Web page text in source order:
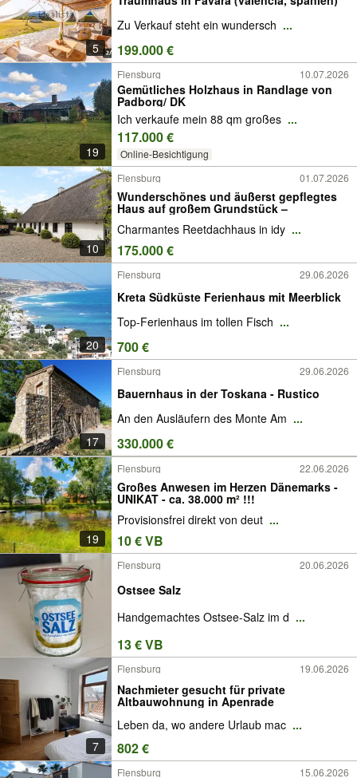
5
Zu Verkauf steht ein wundersch ...
199.000 €
19
Flensburg 10.07.2026
Gemütliches Holzhaus in Randlage von
Padborg/ DK
Ich verkaufe mein 88 qm großes ...
117.000 €
Online-Besichtigung
10
Flensburg 01.07.2026
Wunderschönes und äußerst gepflegtes
Haus auf großem Grundstück –
Charmantes Reetdachhaus in idy ...
175.000 €
20
Flensburg 29.06.2026
Kreta Südküste Ferienhaus mit Meerblick
Top-Ferienhaus im tollen Fisch ...
700 €
17
Flensburg 29.06.2026
Bauernhaus in der Toskana - Rustico
An den Ausläufern des Monte Am ...
330.000 €
19
Flensburg 22.06.2026
Großes Anwesen im Herzen Dänemarks -
UNIKAT - ca. 38.000 m² !!!
Provisionsfrei direkt von deut ...
10 € VB
Flensburg 20.06.2026
Ostsee Salz
Handgemachtes Ostsee-Salz im d ...
13 € VB
7
Flensburg 19.06.2026
Nachmieter gesucht für private
Altbauwohnung in Apenrade
Leben da, wo andere Urlaub mac ...
802 €
Flensburg 15.06.2026